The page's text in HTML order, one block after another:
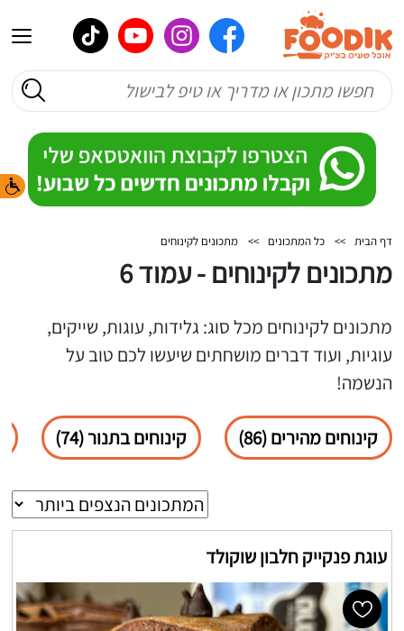
דף הבית >> כל המתכונים >> מתכונים לקינוחים
מתכונים לקינוחים - עמוד 6
מתכונים לקינוחים מכל סוג: גלידות, עוגות, שייקים,
עוגיות, ועוד דברים מושחתים שיעשו לכם טוב על
הנשמה!
קינוחים מהירים (86) קינוחים בתנור (74)
עוגת פנקייק חלבון שוקולד